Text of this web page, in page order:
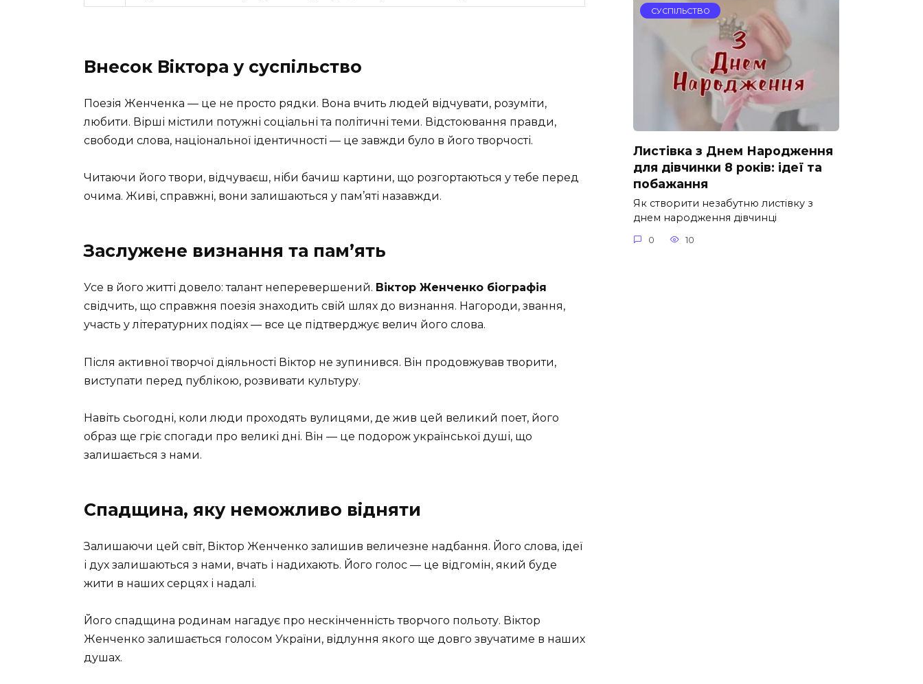
Внесок Віктора у суспільство
Поезія Женченка — це не просто рядки. Вона вчить людей відчувати, розуміти,
любити. Вірші містили потужні соціальні та політичні теми. Відстоювання правди,
свободи слова, національної ідентичності — це завжди було в його творчості.
Читаючи його твори, відчуваєш, ніби бачиш картини, що розгортаються у тебе перед
очима. Живі, справжні, вони залишаються у пам’яті назавжди.
Заслужене визнання та пам’ять
Усе в його житті довело: талант неперевершений. Віктор Женченко біографія
свідчить, що справжня поезія знаходить свій шлях до визнання. Нагороди, звання,
участь у літературних подіях — все це підтверджує велич його слова.
Після активної творчої діяльності Віктор не зупинився. Він продовжував творити,
виступати перед публікою, розвивати культуру.
Навіть сьогодні, коли люди проходять вулицями, де жив цей великий поет, його
образ ще гріє спогади про великі дні. Він — це подорож української душі, що
залишається з нами.
Спадщина, яку неможливо відняти
Залишаючи цей світ, Віктор Женченко залишив величезне надбання. Його слова, ідеї
і дух залишаються з нами, вчать і надихають. Його голос — це відгомін, який буде
жити в наших серцях і надалі.
Його спадщина родинам нагадує про нескінченність творчого польоту. Віктор
Женченко залишається голосом України, відлуння якого ще довго звучатиме в наших
душах.
СУСПІЛЬСТВО
Листівка з Днем Народження
для дівчинки 8 років: ідеї та
побажання
Як створити незабутню листівку з
днем народження дівчинці
0 10